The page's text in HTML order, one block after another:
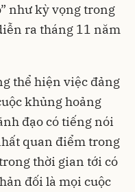
như kỳ vọng trong
ra tháng 11 năm
thể hiện việc đảng
khủng hoảng
đạo có tiếng nói
quan điểm trong
thời gian tới có
đối là mọi cuộc